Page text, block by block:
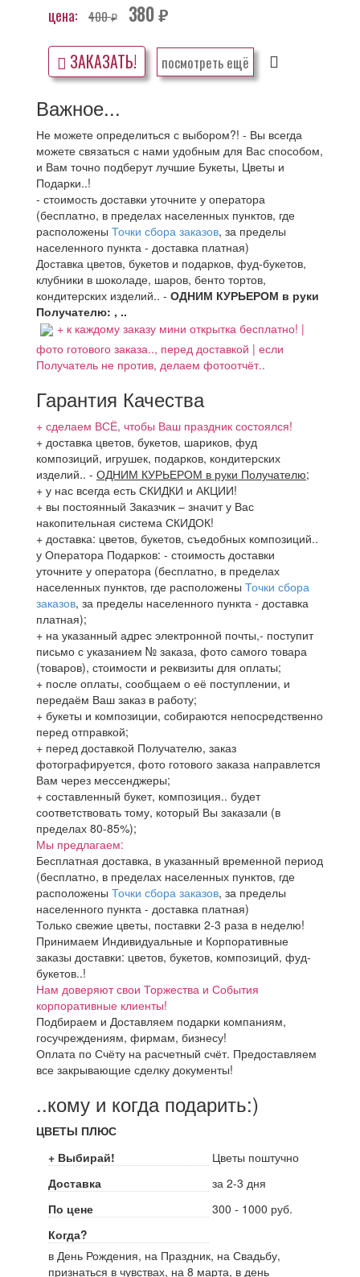
цена: 400руб. 380 руб.
ЗАКАЗАТЬ! посмотреть ещё
Важное...
Не можете определиться с выбором?! - Вы всегда
можете связаться с нами удобным для Вас способом,
и Вам точно подберут лучшие Букеты, Цветы и
Подарки..!
- стоимость доставки уточните у оператора
(бесплатно, в пределах населенных пунктов, где
расположены Точки сбора заказов, за пределы
населенного пункта - доставка платная)
Доставка цветов, букетов и подарков, фуд-букетов,
клубники в шоколаде, шаров, бенто тортов,
кондитерских изделий.. - ОДНИМ КУРЬЕРОМ в руки
Получателю: , ..
+ к каждому заказу мини открытка бесплатно! |
фото готового заказа.., перед доставкой | если
Получатель не против, делаем фотоотчёт..
Гарантия Качества
+ сделаем ВСЁ, чтобы Ваш праздник состоялся!
+ доставка цветов, букетов, шариков, фуд
композиций, игрушек, подарков, кондитерских
изделий.. - ОДНИМ КУРЬЕРОМ в руки Получателю;
+ у нас всегда есть СКИДКИ и АКЦИИ!
+ вы постоянный Заказчик – значит у Вас
накопительная система СКИДОК!
+ доставка: цветов, букетов, съедобных композиций..
у Оператора Подарков: - стоимость доставки
уточните у оператора (бесплатно, в пределах
населенных пунктов, где расположены Точки сбора
заказов, за пределы населенного пункта - доставка
платная);
+ на указанный адрес электронной почты,- поступит
письмо с указанием № заказа, фото самого товара
(товаров), стоимости и реквизиты для оплаты;
+ после оплаты, сообщаем о её поступлении, и
передаём Ваш заказ в работу;
+ букеты и композиции, собираются непосредственно
перед отправкой;
+ перед доставкой Получателю, заказ
фотографируется, фото готового заказа направлется
Вам через мессенджеры;
+ составленный букет, композиция.. будет
соответствовать тому, который Вы заказали (в
пределах 80-85%);
Мы предлагаем:
Бесплатная доставка, в указанный временной период
(бесплатно, в пределах населенных пунктов, где
расположены Точки сбора заказов, за пределы
населенного пункта - доставка платная)
Только свежие цветы, поставки 2-3 раза в неделю!
Принимаем Индивидуальные и Корпоративные
заказы доставки: цветов, букетов, композиций, фуд-
букетов..!
Нам доверяют свои Торжества и События
корпоративные клиенты!
Подбираем и Доставляем подарки компаниям,
госучреждениям, фирмам, бизнесу!
Оплата по Счёту на расчетный счёт. Предоставляем
все закрывающие сделку документы!
..кому и когда подарить:)
ЦВЕТЫ ПЛЮС
+ Выбирай!
Цветы поштучно
Доставка
за 2-3 дня
По цене
300 - 1000 руб.
Когда?
в День Рождения, на Праздник, на Свадьбу,
признаться в чувствах, на 8 марта, в день